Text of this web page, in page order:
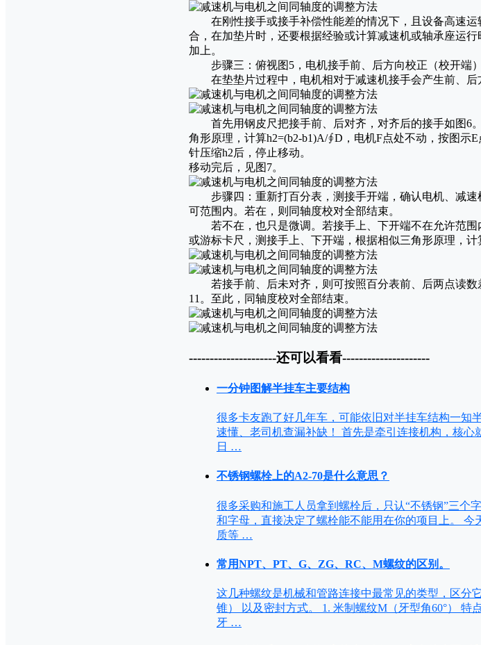
在刚性接手或接手补偿性能差的情况下，且设备高速运
合，在加垫片时，还要根据经验或计算减速机或轴承座运
加上。
步骤三：俯视图5，电机接手前、后方向校正（校开端）
在垫垫片过程中，电机相对于减速机接手会产生前、后
首先用钢皮尺把接手前、后对齐，对齐后的接手如图6
角形原理，计算h2=(b2-b1)A/∮D，电机F点处不动，按图示
针压缩h2后，停止移动。
移动完后，见图7。
步骤四：重新打百分表，测接手开端，确认电机、减速
可范围内。若在，则同轴度校对全部结束。
若不在，也只是微调。若接手上、下开端不在允许范围
或游标卡尺，测接手上、下开端，根据相似三角形原理，计
若接手前、后未对齐，则可按照百分表前、后两点读数
11。至此，同轴度校对全部结束。
---------------------还可以看看---------------------
一分钟图解半挂车主要结构
很多卡友跑了好几年车，可能依旧对半挂车结构一知
速懂、老司机查漏补缺！ 首先是牵引连接机构，核心
日 …
不锈钢螺栓上的A2-70是什么意思？
很多采购和施工人员拿到螺栓后，只认“不锈钢”三
和字母，直接决定了螺栓能不能用在你的项目上。
质等 …
常用NPT、PT、G、ZG、RC、M螺纹的区别。
这几种螺纹是机械和管路连接中最常见的类型，区分
锥） 以及密封方式。 1. 米制螺纹M（牙型角60°） 特
牙 …